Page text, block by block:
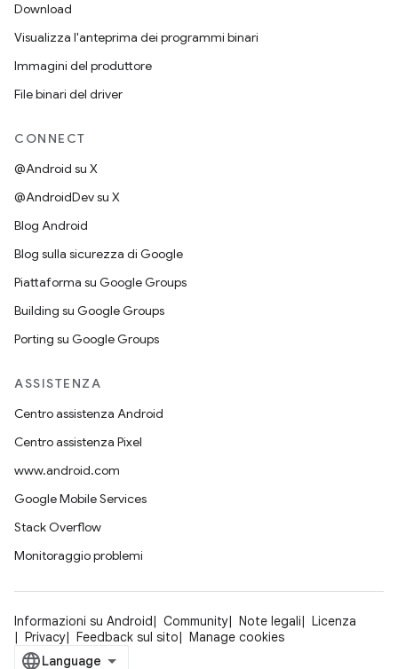
Download
Visualizza l'anteprima dei programmi binari
Immagini del produttore
File binari del driver
CONNECT
@Android su X
@AndroidDev su X
Blog Android
Blog sulla sicurezza di Google
Piattaforma su Google Groups
Building su Google Groups
Porting su Google Groups
ASSISTENZA
Centro assistenza Android
Centro assistenza Pixel
www.android.com
Google Mobile Services
Stack Overflow
Monitoraggio problemi
Informazioni su Android Community Note legali
Licenza
Privacy
Feedback sul sito Manage cookies